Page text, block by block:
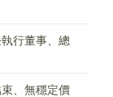
行董事、總
、無穩定價